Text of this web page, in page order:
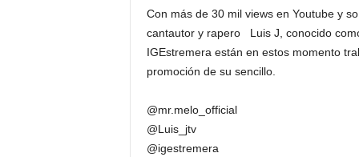
Con más de 30 mil views en Youtube y
cantautor y rapero Luis J, conocido
IGEstremera están en estos momento
promoción de su sencillo.
@mr.melo_official
@Luis_jtv
@igestremera